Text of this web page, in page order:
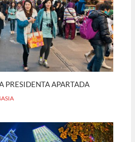
PRESIDENTA APARTADA